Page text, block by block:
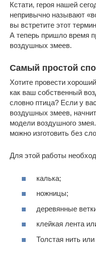
Кстати, героя нашей
непривычно называют
вы встретите этот
А теперь пришло время
воздушных змеев.
Самый простой
Хотите провести
как ваш собственный
словно птица? Если у
воздушных змеев,
модели воздушного
можно изготовить без
Для этой работы
калька;
ножницы;
деревянные
клейкая лента
Толстая нить